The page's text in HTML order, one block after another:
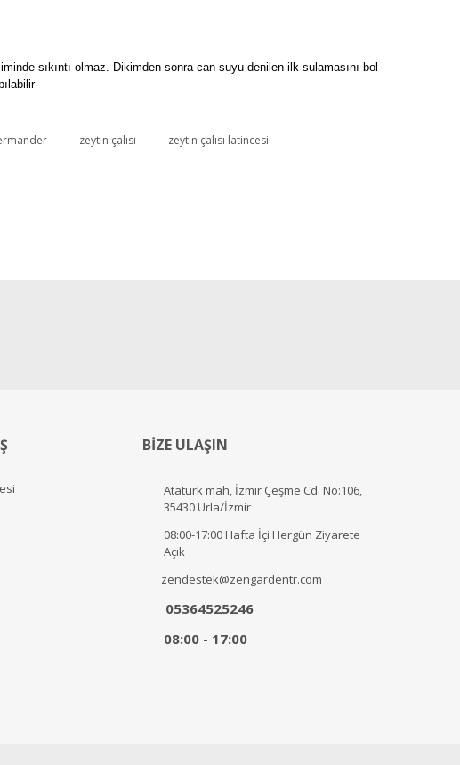
sıkıntı olmaz. Dikimden sonra can suyu denilen ilk sulamasını bol
zeytin çalısı
zeytin çalısı latincesi
BİZE ULAŞIN
Atatürk mah, İzmir Çeşme Cd. No:106,
35430 Urla/İzmir
08:00-17:00 Hafta İçi Hergün Ziyarete
Açık
zendestek@zengardentr.com
05364525246
08:00 - 17:00